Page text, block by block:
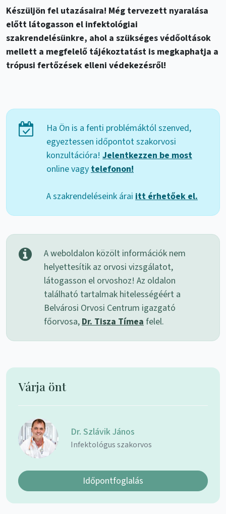
Készüljön fel utazásaira! Még tervezett nyaralása
előtt látogasson el infektológiai
szakrendelésünkre, ahol a szükséges védőoltások
mellett a megfelelő tájékoztatást is megkaphatja a
trópusi fertőzések elleni védekezésről!
Ha Ön is a fenti problémáktól szenved,
egyeztessen időpontot szakorvosi
konzultációra! Jelentkezzen be most
online vagy telefonon!
A szakrendeléseink árai itt érhetőek el.
A weboldalon közölt információk nem
helyettesítik az orvosi vizsgálatot,
látogasson el orvoshoz! Az oldalon
található tartalmak hitelességéért a
Belvárosi Orvosi Centrum igazgató
főorvosa, Dr. Tisza Tímea felel.
Várja önt
Dr. Szlávik János
Infektológus szakorvos
Időpontfoglalás